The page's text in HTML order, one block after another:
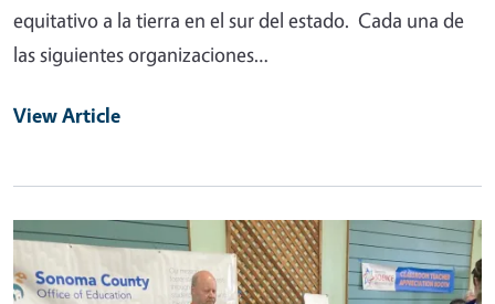
equitativo a la tierra en el sur del estado. Cada una de
las siguientes organizaciones…
View Article
Primary Image